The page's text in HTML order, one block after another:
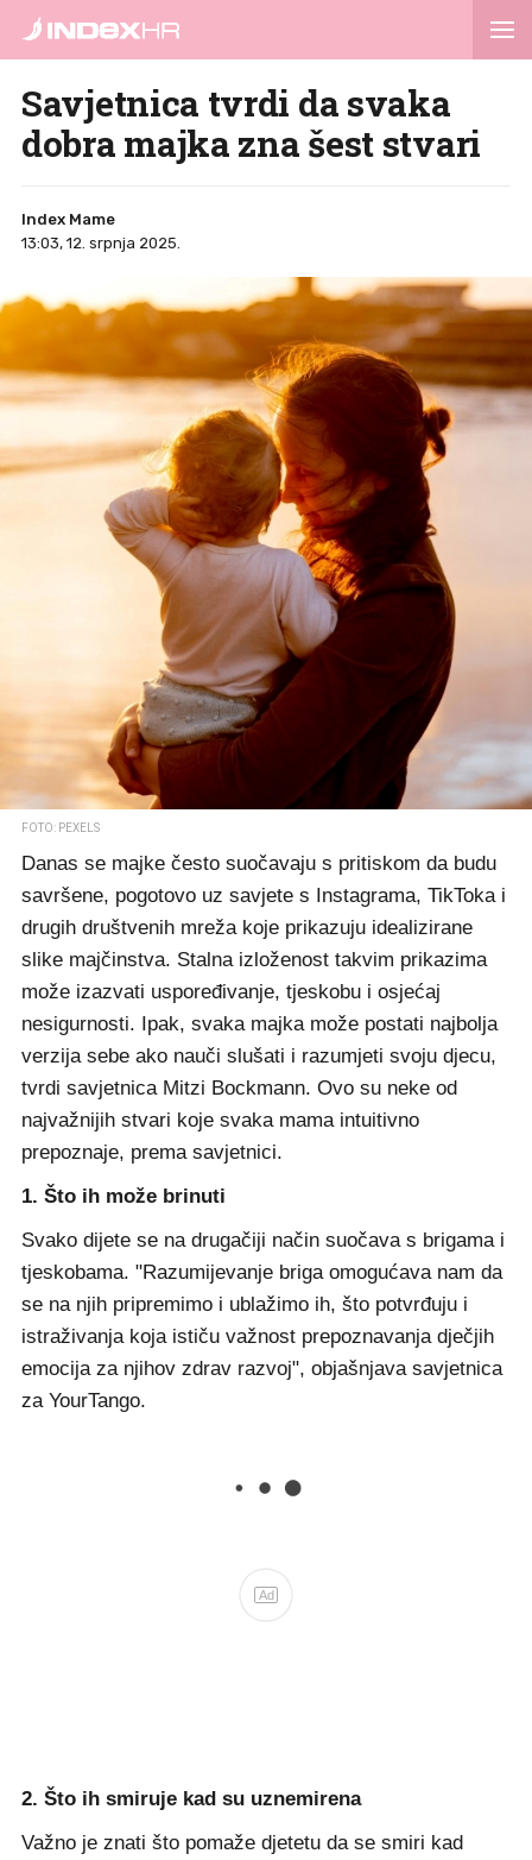
Savjetnica tvrdi da svaka
dobra majka zna šest stvari
Index Mame
13:03, 12. srpnja 2025.
FOTO: PEXELS
Danas se majke često suočavaju s pritiskom da budu
savršene, pogotovo uz savjete s Instagrama, TikToka i
drugih društvenih mreža koje prikazuju idealizirane
slike majčinstva. Stalna izloženost takvim prikazima
može izazvati uspoređivanje, tjeskobu i osjećaj
nesigurnosti. Ipak, svaka majka može postati najbolja
verzija sebe ako nauči slušati i razumjeti svoju djecu,
tvrdi savjetnica Mitzi Bockmann. Ovo su neke od
najvažnijih stvari koje svaka mama intuitivno
prepoznaje, prema savjetnici.
1. Što ih može brinuti
Svako dijete se na drugačiji način suočava s brigama i
tjeskobama. "Razumijevanje briga omogućava nam da
se na njih pripremimo i ublažimo ih, što potvrđuju i
istraživanja koja ističu važnost prepoznavanja dječjih
emocija za njihov zdrav razvoj", objašnjava savjetnica
za YourTango.
Ad
2. Što ih smiruje kad su uznemirena
Važno je znati što pomaže djetetu da se smiri kad